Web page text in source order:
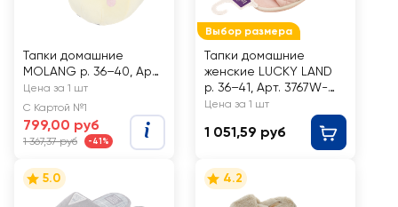
Тапки домашние
MOLANG р. 36–40, Арт.
3333377
Цена за 1 шт
С Картой №1
799,00 руб
1 367,37 руб -41%
Выбор размера
Тапки домашние
женские LUCKY LAND
р. 36–41, Арт. 3767W-
CH-O
Цена за 1 шт
1 051,59 руб
5.0 4.2